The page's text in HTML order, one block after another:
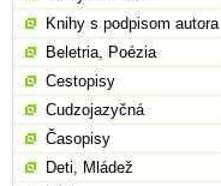
Knihy s podpisom autora
Beletria, Poézia
Cestopisy
Cudzojazyčná
Časopisy
Deti, Mládež